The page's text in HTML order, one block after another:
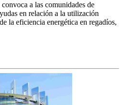
a las comunidades de
en relación a la utilización
la eficiencia energética en regadíos,